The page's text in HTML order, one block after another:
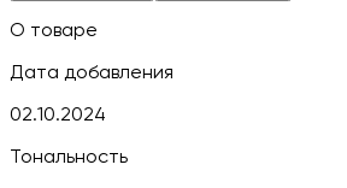
О товаре
Дата добавления
02.10.2024
Тональность